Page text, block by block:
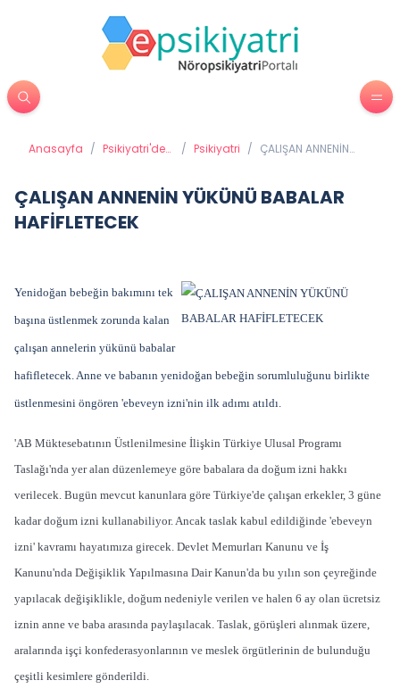
Anasayfa / Psikiyatri'de
/ Psikiyatri / ÇALIŞAN ANNENİN
ÇALIŞAN ANNENİN YÜKÜNÜ BABALAR
HAFİFLETECEK
Yenidoğan bebeğin bakımını tek
başına üstlenmek zorunda kalan
çalışan annelerin yükünü babalar
hafifletecek. Anne ve babanın yenidoğan bebeğin sorumluluğunu birlikte
üstlenmesini öngören 'ebeveyn izni'nin ilk adımı atıldı.
'AB Müktesebatının Üstlenilmesine İlişkin Türkiye Ulusal Programı
Taslağı'nda yer alan düzenlemeye göre babalara da doğum izni hakkı
verilecek. Bugün mevcut kanunlara göre Türkiye'de çalışan erkekler, 3 güne
kadar doğum izni kullanabiliyor. Ancak taslak kabul edildiğinde 'ebeveyn
izni' kavramı hayatımıza girecek. Devlet Memurları Kanunu ve İş
Kanunu'nda Değişiklik Yapılmasına Dair Kanun'da bu yılın son çeyreğinde
yapılacak değişiklikle, doğum nedeniyle verilen ve halen 6 ay olan ücretsiz
iznin anne ve baba arasında paylaşılacak. Taslak, görüşleri alınmak üzere,
aralarında işçi konfederasyonlarının ve meslek örgütlerinin de bulunduğu
çeşitli kesimlere gönderildi.